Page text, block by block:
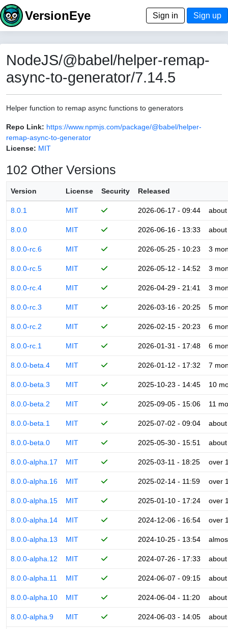
VersionEye Sign in Sign up
NodeJS/@babel/helper-remap-
async-to-generator/7.14.5
Helper function to remap async functions to generators
Repo Link: https://www.npmjs.com/package/@babel/helper-
remap-async-to-generator
License: MIT
102 Other Versions
Version License Security Released
8.0.1 MIT 2026-06-17 - 09:44
8.0.0 MIT 2026-06-16 - 13:33
8.0.0-rc.6 MIT 2026-05-25 - 10:23 3
8.0.0-rc.5 MIT 2026-05-12 - 14:52 3
8.0.0-rc.4 MIT 2026-04-29 - 21:41 3
8.0.0-rc.3 MIT 2026-03-16 - 20:25 5
8.0.0-rc.2 MIT 2026-02-15 - 20:23 6
8.0.0-rc.1 MIT 2026-01-31 - 17:48 6
8.0.0-beta.4 MIT 2026-01-12 - 17:32 7
8.0.0-beta.3 MIT 2025-10-23 - 14:45 10
8.0.0-beta.2 MIT 2025-09-05 - 15:06 11
8.0.0-beta.1 MIT 2025-07-02 - 09:04
8.0.0-beta.0 MIT 2025-05-30 - 15:51
8.0.0-alpha.17 MIT 2025-03-11 - 18:25 over
8.0.0-alpha.16 MIT 2025-02-14 - 11:59 over
8.0.0-alpha.15 MIT 2025-01-10 - 17:24 over
8.0.0-alpha.14 MIT 2024-12-06 - 16:54 over
8.0.0-alpha.13 MIT 2024-10-25 - 13:54
8.0.0-alpha.12 MIT 2024-07-26 - 17:33
8.0.0-alpha.11 MIT 2024-06-07 - 09:15
8.0.0-alpha.10 MIT 2024-06-04 - 11:20
8.0.0-alpha.9 MIT 2024-06-03 - 14:05